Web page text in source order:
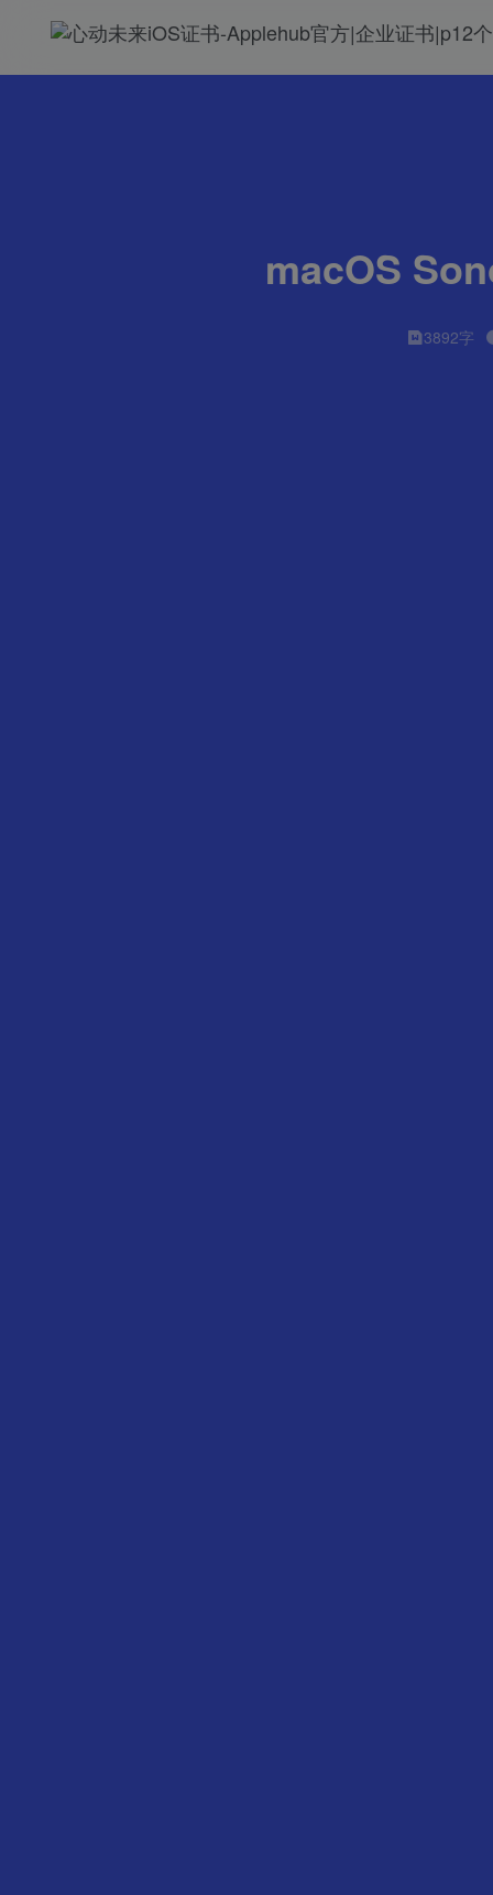
macOS
3892字